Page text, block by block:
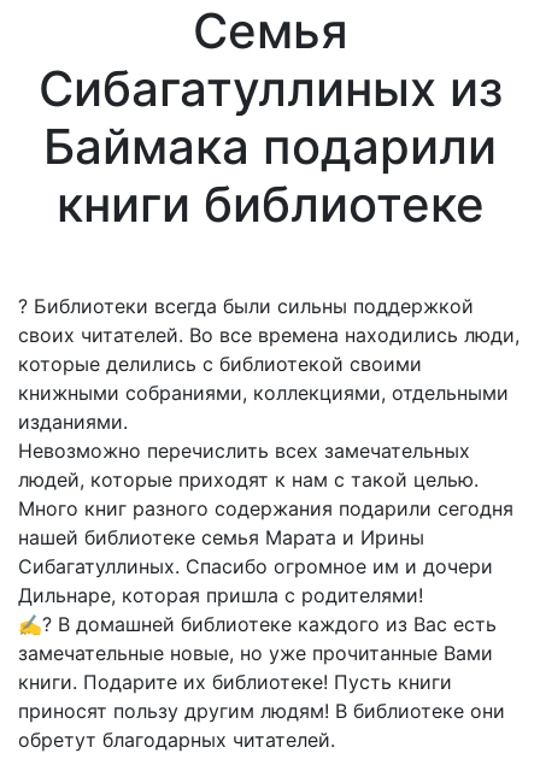
Семья
Сибагатуллиных из
Баймака подарили
книги библиотеке
? Библиотеки всегда были сильны поддержкой
своих читателей. Во все времена находились люди,
которые делились с библиотекой своими
книжными собраниями, коллекциями, отдельными
изданиями.
Невозможно перечислить всех замечательных
людей, которые приходят к нам с такой целью.
Много книг разного содержания подарили сегодня
нашей библиотеке семья Марата и Ирины
Сибагатуллиных. Спасибо огромное им и дочери
Дильнаре, которая пришла с родителями!
✍? В домашней библиотеке каждого из Вас есть
замечательные новые, но уже прочитанные Вами
книги. Подарите их библиотеке! Пусть книги
приносят пользу другим людям! В библиотеке они
обретут благодарных читателей.